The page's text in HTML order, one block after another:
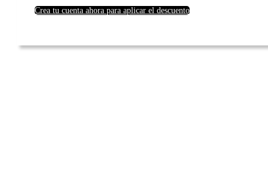
Crea tu cuenta ahora para aplicar el descuento